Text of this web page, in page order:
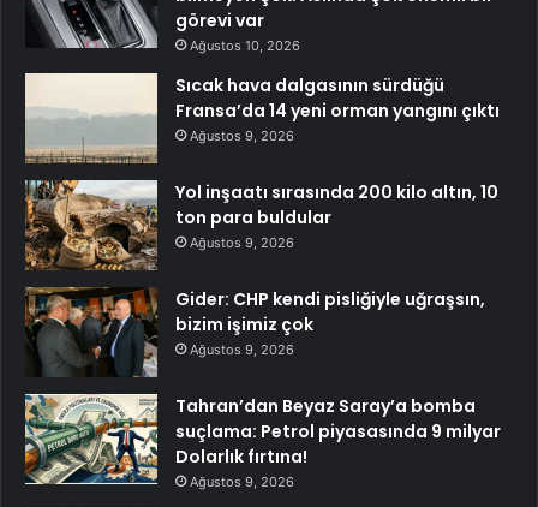
görevi var
Ağustos 10, 2026
Sıcak hava dalgasının sürdüğü
Fransa’da 14 yeni orman yangını çıktı
Ağustos 9, 2026
Yol inşaatı sırasında 200 kilo altın, 10
ton para buldular
Ağustos 9, 2026
Gider: CHP kendi pisliğiyle uğraşsın,
bizim işimiz çok
Ağustos 9, 2026
Tahran’dan Beyaz Saray’a bomba
suçlama: Petrol piyasasında 9 milyar
Dolarlık fırtına!
Ağustos 9, 2026